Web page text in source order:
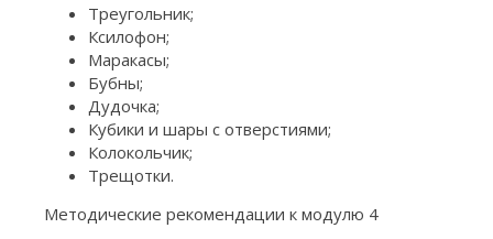
Треугольник;
Ксилофон;
Маракасы;
Бубны;
Дудочка;
Кубики и шары с отверстиями;
Колокольчик;
Трещотки.
Методические рекомендации к модулю 4